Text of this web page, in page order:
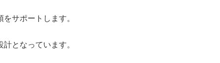
サポートします。
となっています。